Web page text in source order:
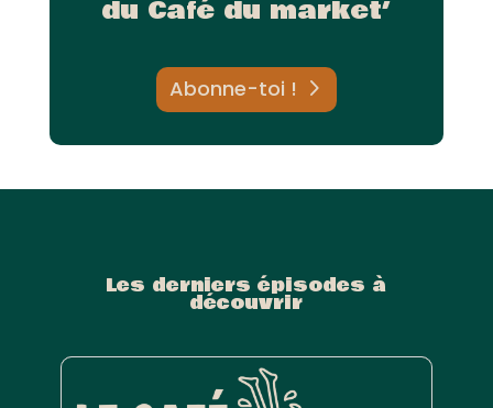
du Café du market’
Abonne-toi !
Les derniers épisodes à
découvrir